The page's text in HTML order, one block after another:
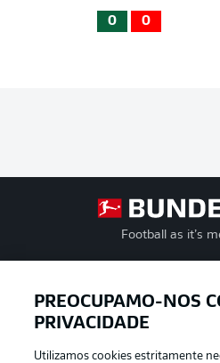
0 0
Football as it’s
APLICATIVO DA
PREOCUPAMO-NOS
PRIVACIDADE
Utilizamos cookies estritamente